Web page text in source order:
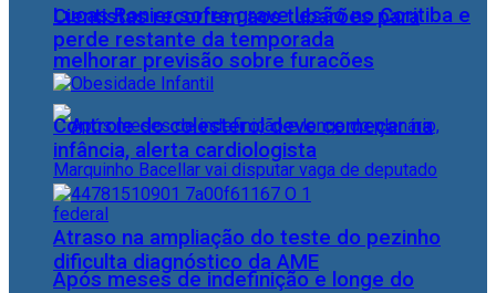
Cientistas recorrem aos tubarões para
melhorar previsão sobre furacões
Após meses de indefinição e longe do
Lucas Ronier sofre grave lesão no Coritiba e
perde restante da temporada
Controle do colesterol deve começar na
infância, alerta cardiologista
Atraso na ampliação do teste do pezinho
dificulta diagnóstico da AME